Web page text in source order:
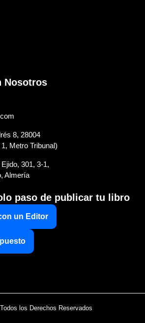
Nosotros
8, 28004
Metro Tribunal)
301, 3-1,
Almería
paso de publicar tu libro
un Editor
los Derechos Reservados